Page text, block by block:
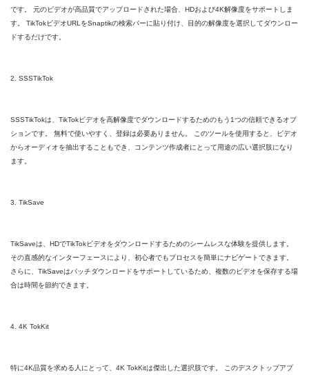
です。 元のビデオが高品質でアップロードされた場合、HDおよび4K解像度をサポートしま
す。 TikTokビデオURLをSnaptikの検索バーに貼り付け、目的の解像度を選択してダウンロー
ドするだけです。
2. SSSTikTok
SSSTikTokは、TikTokビデオを高解像度でダウンロードするためのもう1つの信頼できるオプ
ションです。 無料で使いやすく、登録は必要ありません。 このツールを使用すると、ビデオ
からオーディオを抽出することもでき、コンテンツ作成者にとって用途の広い選択肢になり
ます。
3. TikSave
TikSaveは、HDでTikTokビデオをダウンロードするためのシームレスな体験を提供します。
その直感的なインターフェースにより、初心者でもプロセスを簡単にナビゲートできます。
さらに、TikSaveはバッチダウンロードをサポートしているため、複数のビデオを保存する場
合は時間を節約できます。
4. 4K TokKit
特に4K品質を求める人にとって、4K TokKitは傑出した選択肢です。 このデスクトップアプ